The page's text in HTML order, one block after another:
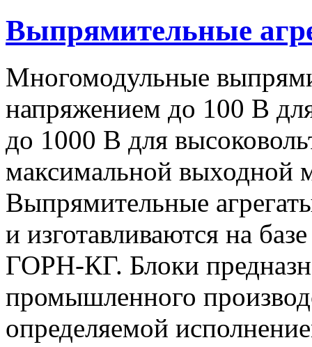
Выпрямительные
Многомодульные
напряжением до 100 В
до 1000 В для
максимальной
Выпрямительные
и изготавливаются на
ГОРН-КГ. Блоки
промышленного
определяемой